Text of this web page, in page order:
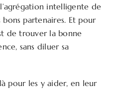
intelligente de
partenaires. Et pour
de trouver la bonne
sans diluer sa
pour les y aider, en leur